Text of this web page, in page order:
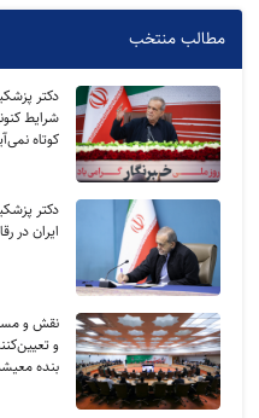
مطالب منتخب
دکتر
شرایط
کوتاه
است/
دکتر
ایران در
نقش و
و
بنده